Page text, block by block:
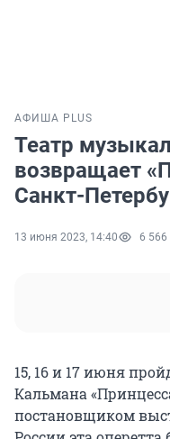
АФИША PLUS
Театр
возвращает
Санкт-
13 июня 2023, 14:40 6 566
15, 16 и 17 июня
Кальмана
постановщиком